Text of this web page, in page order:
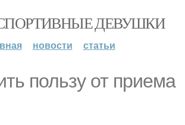
| СПОРТИВНЫЕ ДЕВУШКИ
новости статьи
пользу от приема